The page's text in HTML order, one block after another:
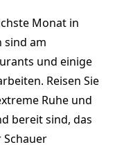
Monat in
sind am
und einige
Reisen Sie
Ruhe und
bereit sind, das
Schauer